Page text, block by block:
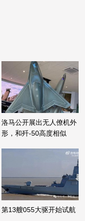
洛马公开展出无人僚机外
形，和歼-50高度相似
第13艘055大驱开始试航